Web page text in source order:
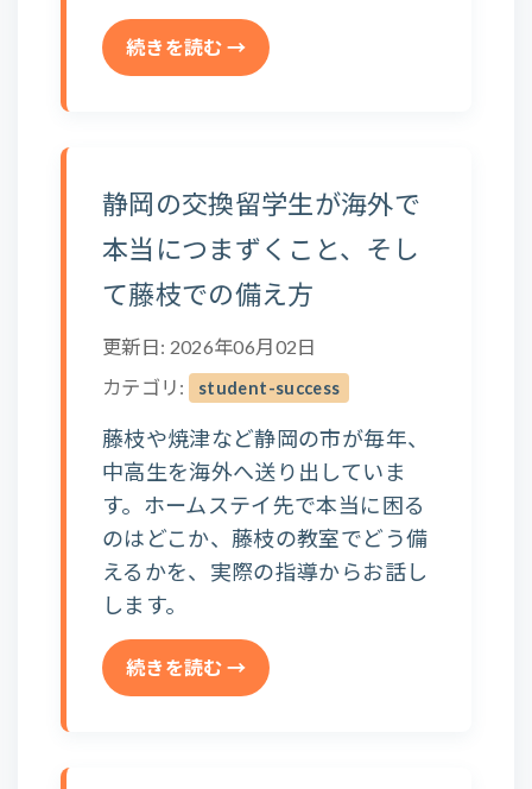
続きを読む →
静岡の交換留学生が海外で
本当につまずくこと、そし
て藤枝での備え方
更新日: 2026年06月02日
カテゴリ:
student-success
藤枝や焼津など静岡の市が毎年、
中高生を海外へ送り出していま
す。ホームステイ先で本当に困る
のはどこか、藤枝の教室でどう備
えるかを、実際の指導からお話し
します。
続きを読む →